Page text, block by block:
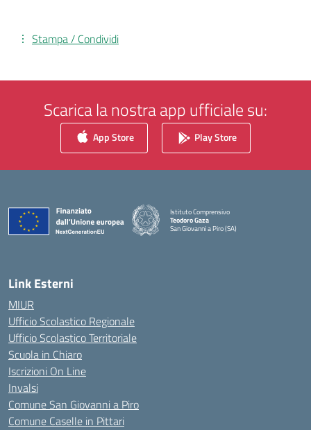
Stampa / Condividi
Scarica la nostra app ufficiale su:
App Store Play Store
Istituto Comprensivo
Teodoro Gaza
San Giovanni a Piro (SA)
Link Esterni
MIUR
Ufficio Scolastico Regionale
Ufficio Scolastico Territoriale
Scuola in Chiaro
Iscrizioni On Line
Invalsi
Comune San Giovanni a Piro
Comune Caselle in Pittari